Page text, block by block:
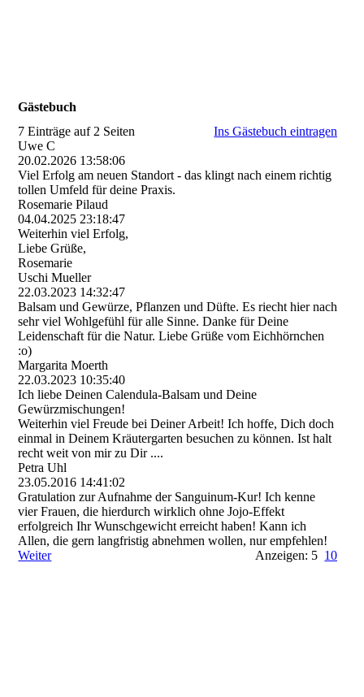
Gästebuch
7 Einträge auf 2 Seiten
Ins Gästebuch eintragen
Uwe C
20.02.2026 13:58:06
Viel Erfolg am neuen Standort - das klingt nach einem richtig
tollen Umfeld für deine Praxis.
Rosemarie Pilaud
04.04.2025 23:18:47
Weiterhin viel Erfolg,
Liebe Grüße,
Rosemarie
Uschi Mueller
22.03.2023 14:32:47
Balsam und Gewürze, Pflanzen und Düfte. Es riecht hier nach
sehr viel Wohlgefühl für alle Sinne. Danke für Deine
Leidenschaft für die Natur. Liebe Grüße vom Eichhörnchen
:o)
Margarita Moerth
22.03.2023 10:35:40
Ich liebe Deinen Calendula-Balsam und Deine
Gewürzmischungen!
Weiterhin viel Freude bei Deiner Arbeit! Ich hoffe, Dich doch
einmal in Deinem Kräutergarten besuchen zu können. Ist halt
recht weit von mir zu Dir ....
Petra Uhl
23.05.2016 14:41:02
Gratulation zur Aufnahme der Sanguinum-Kur! Ich kenne
vier Frauen, die hierdurch wirklich ohne Jojo-Effekt
erfolgreich Ihr Wunschgewicht erreicht haben! Kann ich
Allen, die gern langfristig abnehmen wollen, nur empfehlen!
Weiter
Anzeigen: 5 10